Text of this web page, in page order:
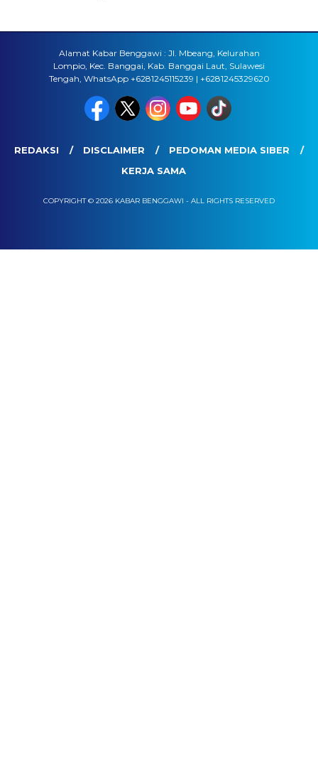
Alamat Kabar Benggawi : Jl. Mbeang, Kelurahan
Lompio, Kec. Banggai, Kab. Banggai Laut, Sulawesi
Tengah, WhatsApp +6281245115239 | +6281245329620
REDAKSI DISCLAIMER
PEDOMAN MEDIA SIBER
KERJA SAMA
COPYRIGHT © 2026 KABAR BENGGAWI - ALL RIGHTS RESERVED